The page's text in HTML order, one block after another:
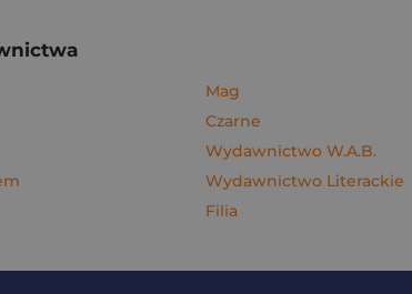
Mag
Czarne
Wydawnictwo W.A.B.
Wydawnictwo Literackie
Filia